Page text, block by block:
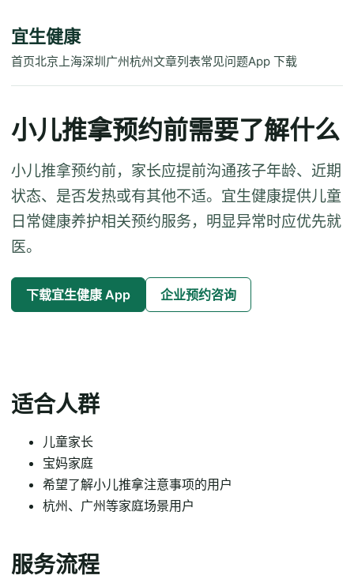
宜生健康
首页北京 上海深圳广州杭州文章列表常见问题App 下载
小儿推拿预约前需要了解什么
小儿推拿预约前，家长应提前沟通孩子年龄、近期
状态、是否发热或有其他不适。宜生健康提供儿童
日常健康养护相关预约服务，明显异常时应优先就
医。
下载宜生健康 App 企业预约咨询
适合人群
儿童家长
宝妈家庭
希望了解小儿推拿注意事项的用户
杭州、广州等家庭场景用户
服务流程